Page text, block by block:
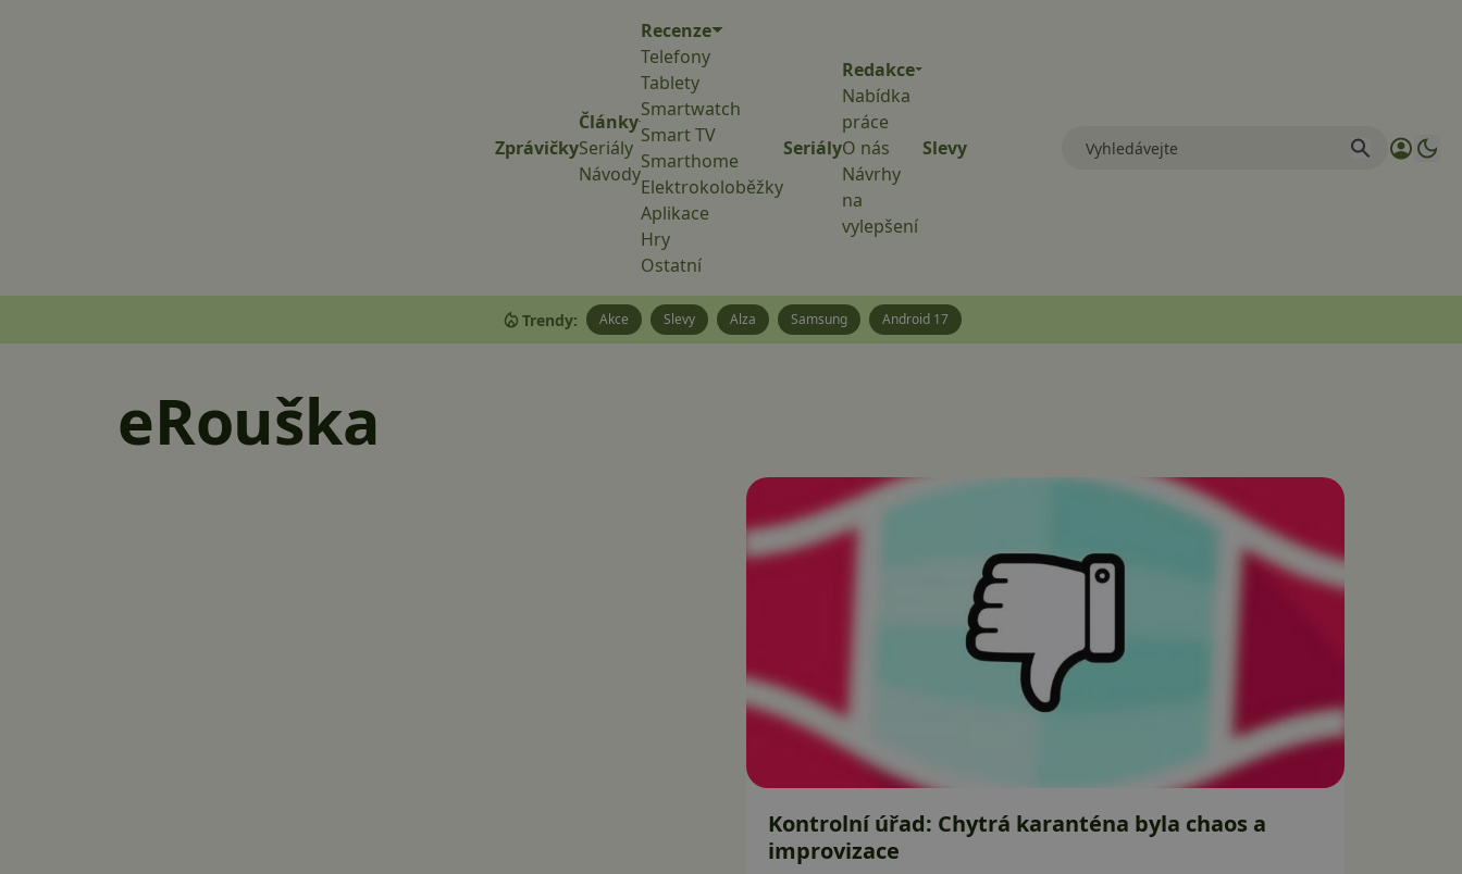
Zprávičky
Články
Seriály
Návody
Recenze
Telefony
Tablety
Smartwatch
Smart TV
Smarthome
Elektrokoloběžky
Aplikace
Hry
Ostatní
Seriály
Redakce
Nabídka
práce
O nás
Návrhy
na
vylepšení
Slevy
Trendy: Akce Slevy Alza Samsung Android 17
eRouška
Kontrolní úřad: Chytrá karanténa byla chaos a
improvizace